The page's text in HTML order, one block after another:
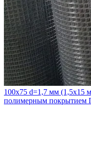
100х75 d=1,7 мм (1,5х15
полимерным